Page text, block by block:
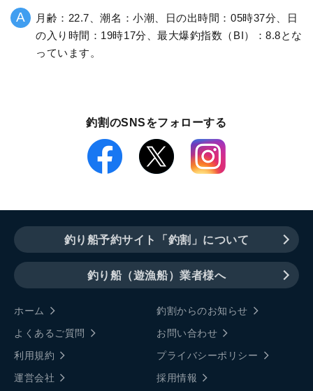
月齢：22.7、潮名：小潮、日の出時間：05時37分、日
の入り時間：19時17分、最大爆釣指数（BI）：8.8とな
っています。
釣割のSNSをフォローする
釣り船予約サイト「釣割」について
釣り船（遊漁船）業者様へ
ホーム
釣割からのお知らせ
よくあるご質問
お問い合わせ
利用規約
プライバシーポリシー
運営会社
採用情報